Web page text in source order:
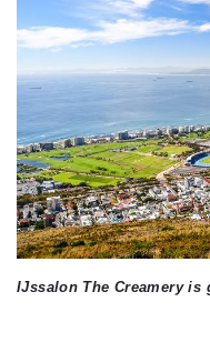
IJssalon The Creamery